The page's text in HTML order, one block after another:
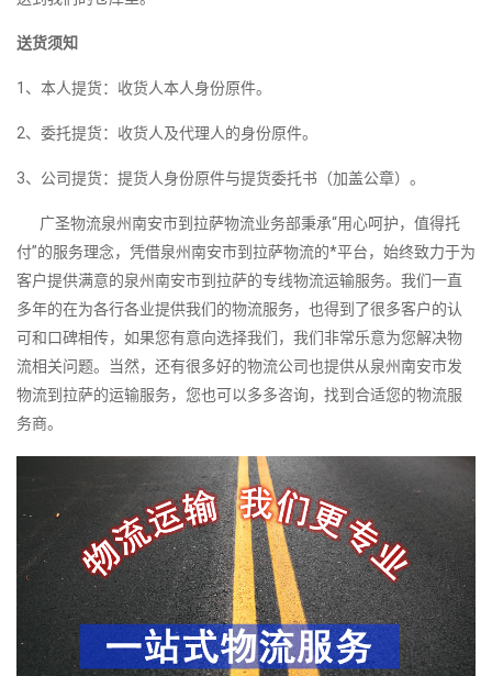
送货须知
1、本人提货：收货人本人身份原件。
2、委托提货：收货人及代理人的身份原件。
3、公司提货：提货人身份原件与提货委托书（加盖公章）。
广圣物流泉州南安市到拉萨物流业务部秉承“用心呵护，值得托
付”的服务理念，凭借泉州南安市到拉萨物流的*平台，始终致力于为
客户提供满意的泉州南安市到拉萨的专线物流运输服务。我们一直
多年的在为各行各业提供我们的物流服务，也得到了很多客户的认
可和口碑相传，如果您有意向选择我们，我们非常乐意为您解决物
流相关问题。当然，还有很多好的物流公司也提供从泉州南安市发
物流到拉萨的运输服务，您也可以多多咨询，找到合适您的物流服
务商。